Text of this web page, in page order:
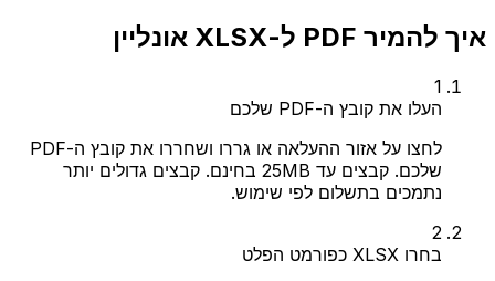
איך להמיר PDF ל-XLSX אונליין
1
העלו את קובץ ה-PDF שלכם
לחצו על אזור ההעלאה או גררו ושחררו את קובץ ה-PDF
שלכם. קבצים עד 25MB בחינם. קבצים גדולים יותר
נתמכים בתשלום לפי שימוש.
2
בחרו XLSX כפורמט הפלט